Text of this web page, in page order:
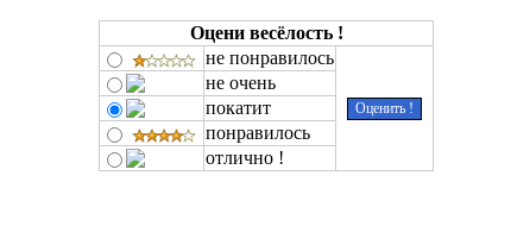
Оцени весёлость !
не понравилось
не очень
покатит
понравилось
отлично !